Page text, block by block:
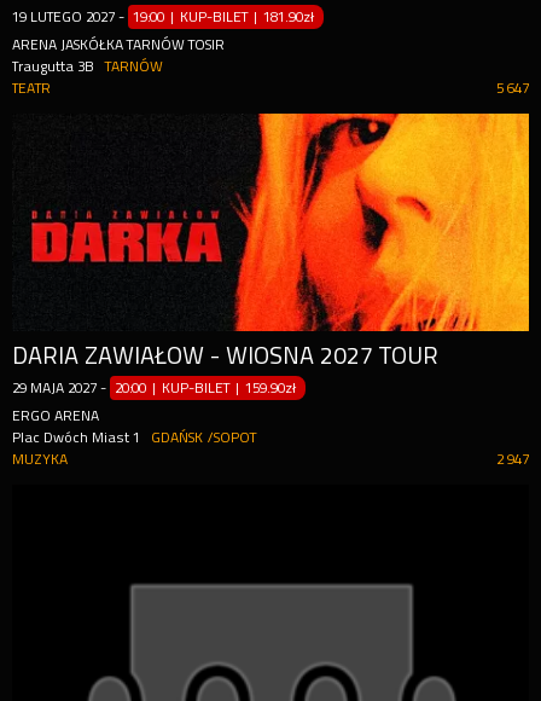
19 LUTEGO 2027 - 19:00 | KUP-BILET |181.90zł
ARENA JASKÓŁKA TARNÓW TOSIR
Traugutta 3B
TARNÓW
5 647
TEATR
DARIA ZAWIAŁOW - WIOSNA 2027 TOUR
29 MAJA 2027 - 20:00 | KUP-BILET |159.90zł
ERGO ARENA
Plac Dwóch Miast 1
GDAŃSK /SOPOT
2 947
MUZYKA